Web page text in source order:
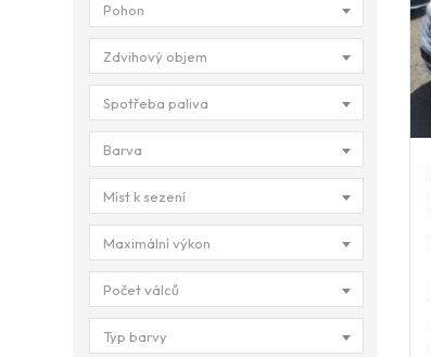
Pohon
Zdvihový objem
Spotřeba paliva
Barva
Míst k sezení
Maximální výkon
Počet válců
Typ barvy